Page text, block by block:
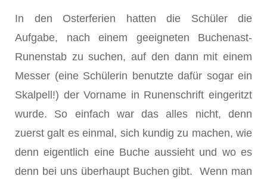
In den Osterferien hatten die Schüler die
Aufgabe, nach einem geeigneten Buchenast-
Runenstab zu suchen, auf den dann mit einem
Messer (eine Schülerin benutzte dafür sogar ein
Skalpell!) der Vorname in Runenschrift eingeritzt
wurde. So einfach war das alles nicht, denn
zuerst galt es einmal, sich kundig zu machen, wie
denn eigentlich eine Buche aussieht und wo es
denn bei uns überhaupt Buchen gibt. Wenn man